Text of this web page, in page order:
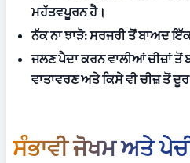
ਮਹੱਤਵਪੂਰਨ ਹੈ।
ਨੱਕ ਨਾ ਝਾੜੋ: ਸਰਜਰੀ ਤੋਂ ਬਾਅਦ
ਜਲਣ ਪੈਦਾ ਕਰਨ ਵਾਲੀਆਂ ਚੀਜ਼ਾਂ ਤੋਂ
ਵਾਤਾਵਰਣ ਅਤੇ ਕਿਸੇ ਵੀ ਚੀਜ਼ ਤੋਂ
ਸੰਭਾਵੀ ਜੋਖਮ ਅਤੇ